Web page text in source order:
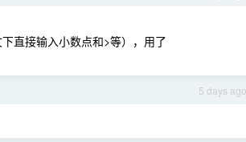
直接输入小数点和>等），用了
5 days ago